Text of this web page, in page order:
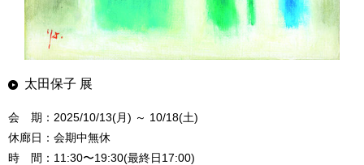
太田保子 展
会 期：2025/10/13(月) ～ 10/18(土)
休廊日：会期中無休
時 間：11:30〜19:30(最終日17:00)